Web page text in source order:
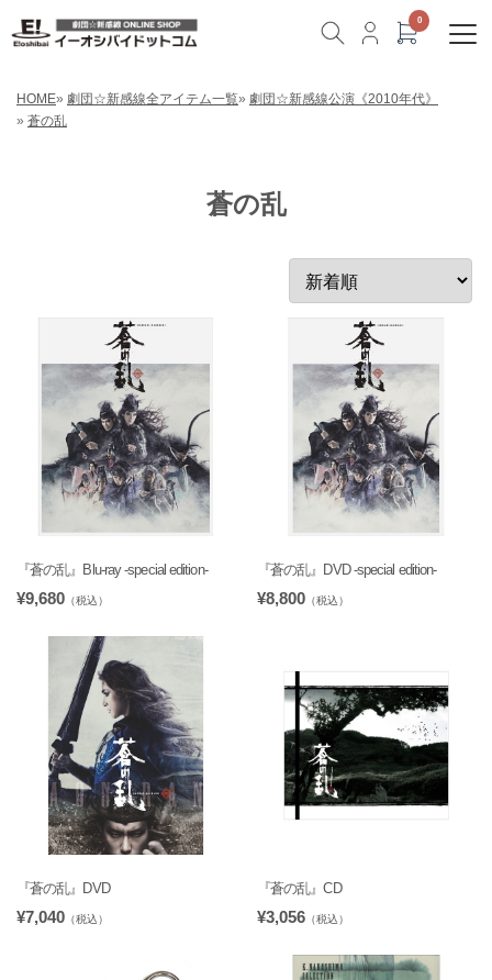
HOME» 劇団☆新感線全アイテム一覧» 劇団☆新感線公演《2010年代》
» 蒼の乱
蒼の乱
『蒼の乱』Blu-ray -special edition-
¥9,680 （税込）
『蒼の乱』DVD -special edition-
¥8,800 （税込）
『蒼の乱』DVD
¥7,040 （税込）
『蒼の乱』CD
¥3,056 （税込）